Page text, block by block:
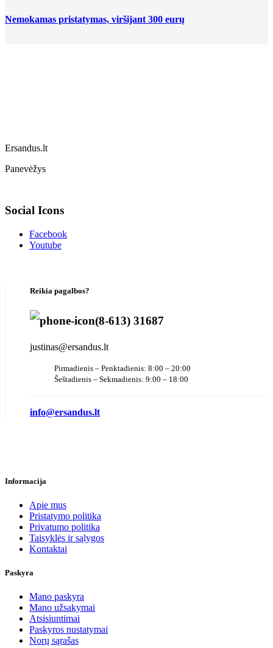
Nemokamas pristatymas, viršijant 300 eurų
Ersandus.lt
Panevėžys
Social Icons
Facebook
Youtube
Reikia pagalbos?
(8-613) 31687
justinas@ersandus.lt
Pirmadienis – Penktadienis: 8:00 – 20:00
Šeštadienis – Sekmadienis: 9:00 – 18:00
info@ersandus.lt
Informacija
Apie mus
Pristatymo politika
Privatumo politika
Taisyklės ir sąlygos
Kontaktai
Paskyra
Mano paskyra
Mano užsakymai
Atsisiuntimai
Paskyros nustatymai
Norų sąrašas